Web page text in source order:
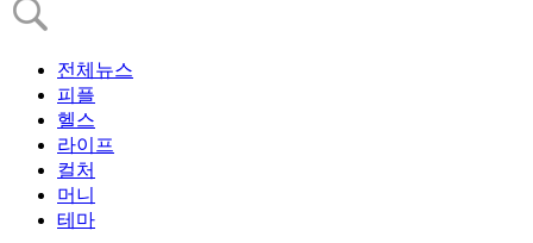
전체뉴스
피플
헬스
라이프
컬처
머니
테마